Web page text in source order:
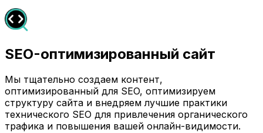
SEO-оптимизированный сайт
Мы тщательно создаем контент,
оптимизированный для SEO, оптимизируем
структуру сайта и внедряем лучшие практики
технического SEO для привлечения органического
трафика и повышения вашей онлайн-видимости.